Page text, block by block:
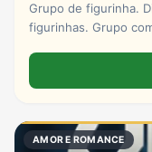
Grupo de figurinha.
figurinhas. Grupo
AMOR E ROMANCE